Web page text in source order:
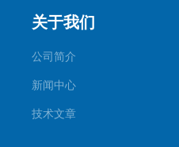
关于我们
公司简介
新闻中心
技术文章